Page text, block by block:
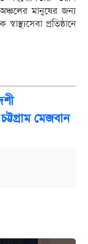
মানুষের জন্য
প্রতিষ্ঠানে
মেজবান